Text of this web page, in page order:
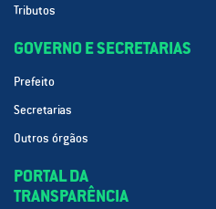
Tributos
GOVERNO E SECRETARIAS
Prefeito
Secretarias
Outros órgãos
PORTAL DA
TRANSPARÊNCIA